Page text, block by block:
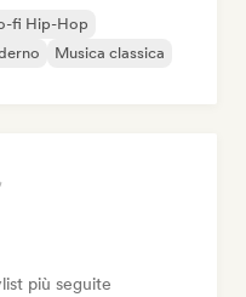
fi Hip-Hop
Musica classica
più seguite